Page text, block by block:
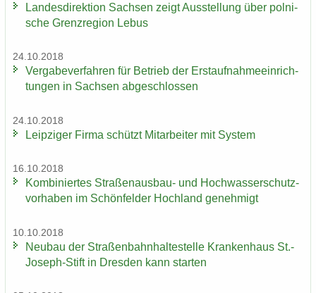
Lan­des­di­rek­ti­on Sach­sen zeigt Aus­stel­lung über pol­ni­
sche Grenz­re­gi­on Lebus
24.10.2018
Ver­ga­be­ver­fah­ren für Be­trieb der Erst­auf­nah­me­ein­rich­
tun­gen in Sach­sen ab­ge­schlos­sen
24.10.2018
Leip­zi­ger Firma schützt Mit­ar­bei­ter mit Sys­tem
16.10.2018
Kom­bi­nier­tes Straßenausbau-​ und Hoch­was­ser­schutz­
vor­ha­ben im Schön­fel­der Hoch­land ge­neh­migt
10.10.2018
Neu­bau der Stra­ßen­bahn­hal­te­stel­le Kran­ken­haus St.-​
Joseph-Stift in Dres­den kann star­ten